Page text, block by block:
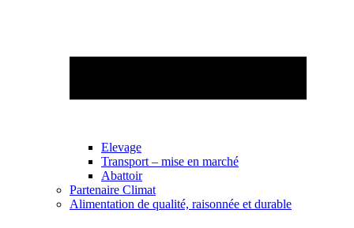
Elevage
Transport – mise en marché
Abattoir
Partenaire Climat
Alimentation de qualité, raisonnée et durable